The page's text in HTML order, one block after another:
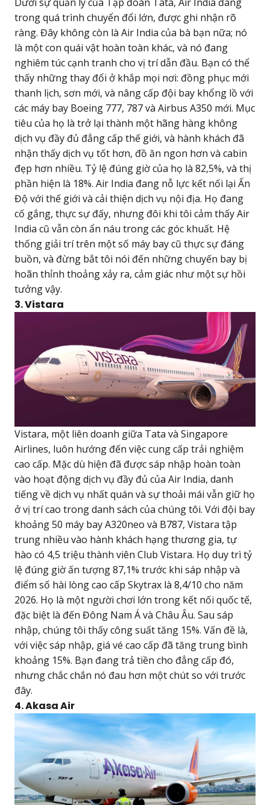
trong quá trình chuyển đổi lớn, được ghi nhận rõ
ràng. Đây không còn là Air India của bà bạn nữa; nó
là một con quái vật hoàn toàn khác, và nó đang
nghiêm túc cạnh tranh cho vị trí dẫn đầu. Bạn có thể
thấy những thay đổi ở khắp mọi nơi: đồng phục mới
thanh lịch, sơn mới, và nâng cấp đội bay khổng lồ với
các máy bay Boeing 777, 787 và Airbus A350 mới. Mục
tiêu của họ là trở lại thành một hãng hàng không
dịch vụ đầy đủ đẳng cấp thế giới, và hành khách đã
nhận thấy dịch vụ tốt hơn, đồ ăn ngon hơn và cabin
đẹp hơn nhiều. Tỷ lệ đúng giờ của họ là 82,5%, và thị
phần hiện là 18%. Air India đang nỗ lực kết nối lại Ấn
Độ với thế giới và cải thiện dịch vụ nội địa. Họ đang
cố gắng, thực sự đấy, nhưng đôi khi tôi cảm thấy Air
India cũ vẫn còn ẩn náu trong các góc khuất. Hệ
thống giải trí trên một số máy bay cũ thực sự đáng
buồn, và đừng bắt tôi nói đến những chuyến bay bị
hoãn thỉnh thoảng xảy ra, cảm giác như một sự hồi
tưởng vậy.
3. Vistara
Vistara, một liên doanh giữa Tata và Singapore
Airlines, luôn hướng đến việc cung cấp trải nghiệm
cao cấp. Mặc dù hiện đã được sáp nhập hoàn toàn
vào hoạt động dịch vụ đầy đủ của Air India, danh
tiếng về dịch vụ nhất quán và sự thoải mái vẫn giữ họ
ở vị trí cao trong danh sách của chúng tôi. Với đội bay
khoảng 50 máy bay A320neo và B787, Vistara tập
trung nhiều vào hành khách hạng thương gia, tự
hào có 4,5 triệu thành viên Club Vistara. Họ duy trì tỷ
lệ đúng giờ ấn tượng 87,1% trước khi sáp nhập và
điểm số hài lòng cao cấp Skytrax là 8,4/10 cho năm
2026. Họ là một người chơi lớn trong kết nối quốc tế,
đặc biệt là đến Đông Nam Á và Châu Âu. Sau sáp
nhập, chúng tôi thấy công suất tăng 15%. Vấn đề là,
với việc sáp nhập, giá vé cao cấp đã tăng trung bình
khoảng 15%. Bạn đang trả tiền cho đẳng cấp đó,
nhưng chắc chắn nó đau hơn một chút so với trước
đây.
4. Akasa Air